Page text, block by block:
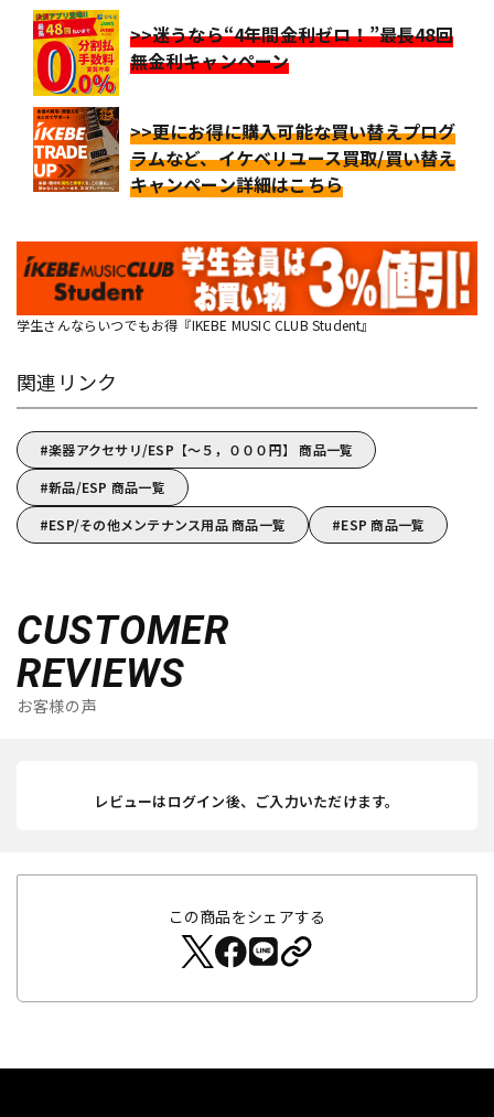
>>迷うなら“4年間金利ゼロ！”最長48回
無金利キャンペーン
>>更にお得に購入可能な買い替えプログ
ラムなど、イケベリユース買取/買い替え
キャンペーン詳細はこちら
学生さんならいつでもお得『IKEBE MUSIC CLUB Student』
関連リンク
楽器アクセサリ/ESP【～５，０００円】 商品一覧
新品/ESP 商品一覧
ESP/その他メンテナンス用品 商品一覧
ESP 商品一覧
CUSTOMER
REVIEWS
お客様の声
レビューはログイン後、ご入力いただけます。
この商品をシェアする